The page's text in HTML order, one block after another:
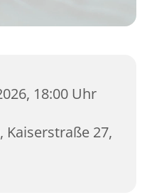
18:00 Uhr
Kaiserstraße 27,